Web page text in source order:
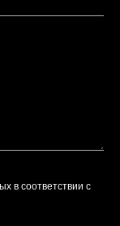
в соответствии с